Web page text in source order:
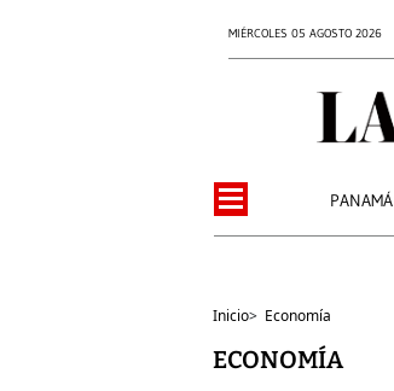
MIÉRCOLES 05 AGOSTO 2026
PANAMÁ
Inicio> Economía
ECONOMÍA